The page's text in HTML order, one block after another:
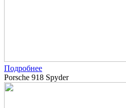
Подробнее
Porsche 918 Spyder